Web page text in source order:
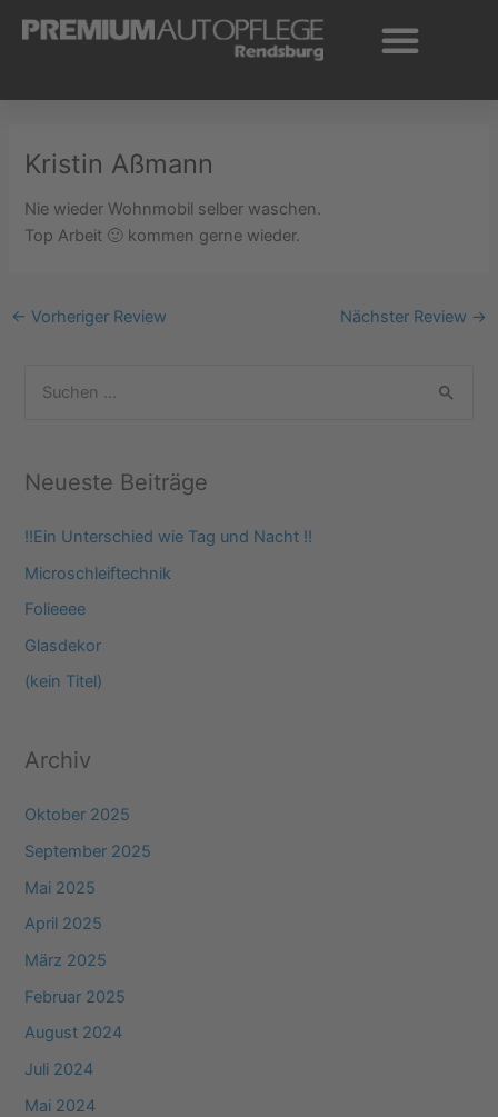
Inhalt
Kristin Aßmann
Nie wieder Wohnmobil selber waschen.
Top Arbeit 🙂 kommen gerne wieder.
← Vorheriger Review Nächster Review →
h
e
c
h
Neueste Beiträge
‼️Ein Unterschied wie Tag und Nacht ‼️
Microschleiftechnik
Folieeee
Glasdekor
(kein Titel)
Archiv
Oktober 2025
September 2025
Mai 2025
April 2025
März 2025
Februar 2025
August 2024
Juli 2024
Mai 2024